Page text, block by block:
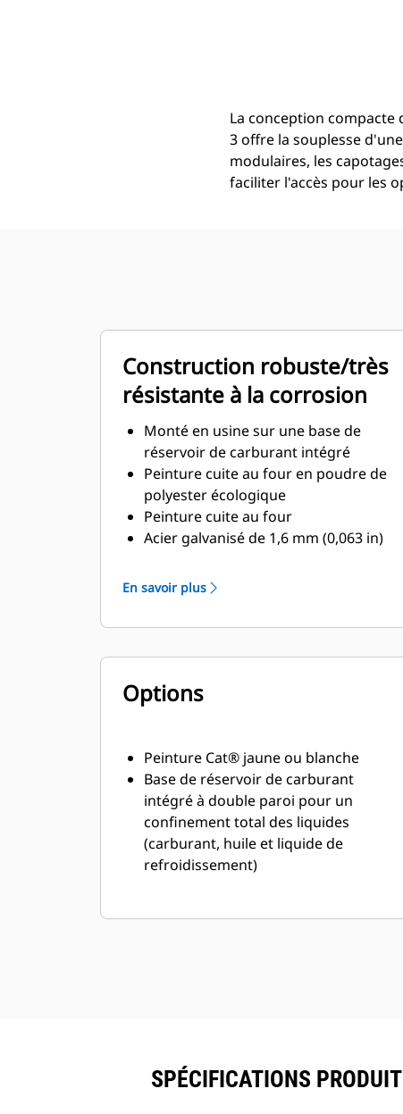
La conception compacte
3 offre la souplesse
modulaires, les
faciliter l'accès pour les
Construction robuste/très
résistante à la corrosion
Monté en usine sur une base de
réservoir de carburant intégré
Peinture cuite au four en poudre de
polyester écologique
Peinture cuite au four
Acier galvanisé de 1,6 mm (0,063 in)
protection sur l'intégralité du
capotage
Montants d'angles de protection en
pour une étanchéité totale de la
porte
laqué noir
Attaches
Système de silencieux
d'échappement pour usage
résidentiel monté à l'intérieur
En savoir plus
Options
Peinture Cat® jaune ou blanche
Base de réservoir de carburant
intégré à double paroi pour un
confinement total des liquides
(carburant, huile et liquide de
refroidissement)
SPÉCIFICATIONS